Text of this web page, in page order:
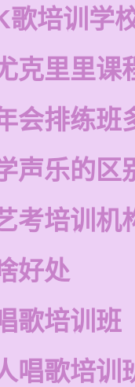
歌培训学
克里里课
会排练班
声乐的区
考培训机
好处
歌培训班
唱歌培训